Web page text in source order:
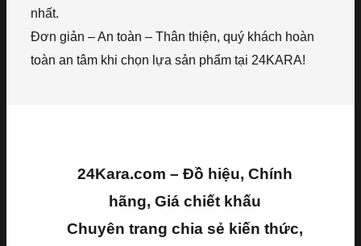
nhất.
Đơn giản – An toàn – Thân thiện, quý khách hoàn
toàn an tâm khi chọn lựa sản phẩm tại 24KARA!
24Kara.com – Đồ hiệu, Chính
hãng, Giá chiết khấu
Chuyên trang chia sẻ kiến thức,